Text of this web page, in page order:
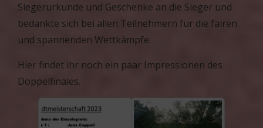
Siegerurkunde und Geschenke an die Sieger und
bedankte sich bei allen Teilnehmern für die fairen
und spannenden Wettkämpfe.
Hier findet ihr noch ein paar Impressionen des
Doppelfinales.